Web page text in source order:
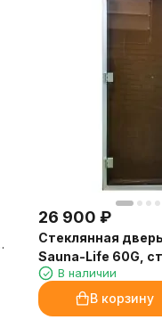
26 900 ₽
Стеклянная
Sauna-Life 60G,
бронза, 70x190 см.
В наличии
В корзину